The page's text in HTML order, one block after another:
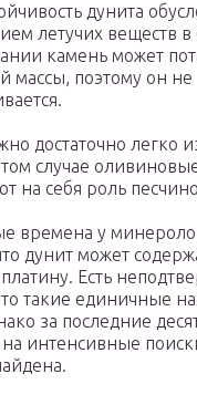
дунита
летучих веществ в
камень может
массы, поэтому он не
достаточно легко
случае
на себя роль
времена у
дунит может
Есть
такие единичные
за последние
интенсивные